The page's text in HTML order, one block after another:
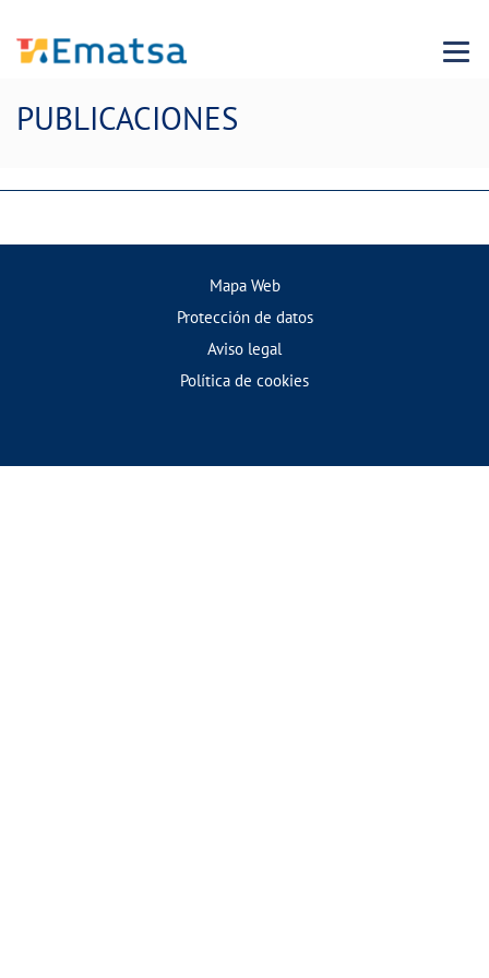
Menu
PUBLICACIONES
Mapa Web
Protección de datos
Aviso legal
Política de cookies